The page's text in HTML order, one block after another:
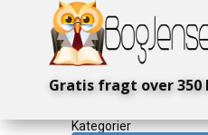
Gratis fragt over 350
Kategorier